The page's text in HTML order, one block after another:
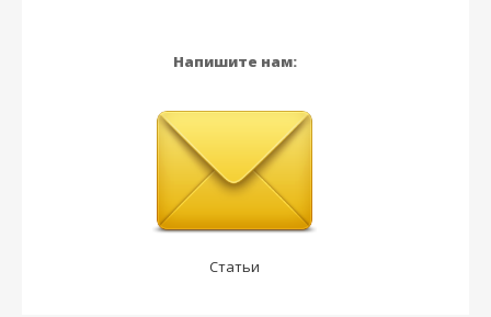
Напишите нам:
Статьи